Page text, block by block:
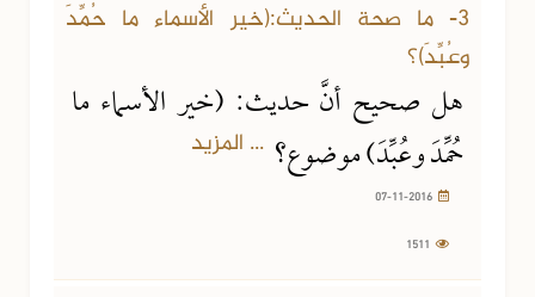
3- ما صحة الحديث:(خير الأسماء ما حُمِّدَ
وعُبِّدَ)؟
هل صحيح أنَّ حديث: (خير الأسماء ما
حُمِّدَ وعُبِّدَ) موضوع؟ ... المزيد